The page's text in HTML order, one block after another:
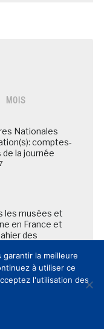
MOIS
Nationales
comptes-
la journée
les musées et
en France et
des
Chine les copies
de 5 000
de
la meilleure
à utiliser ce
l'utilisation des